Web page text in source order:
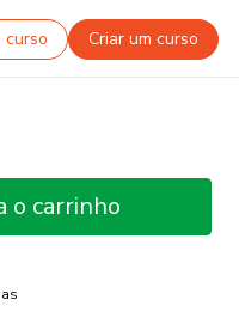
curso Criar um curso
o carrinho